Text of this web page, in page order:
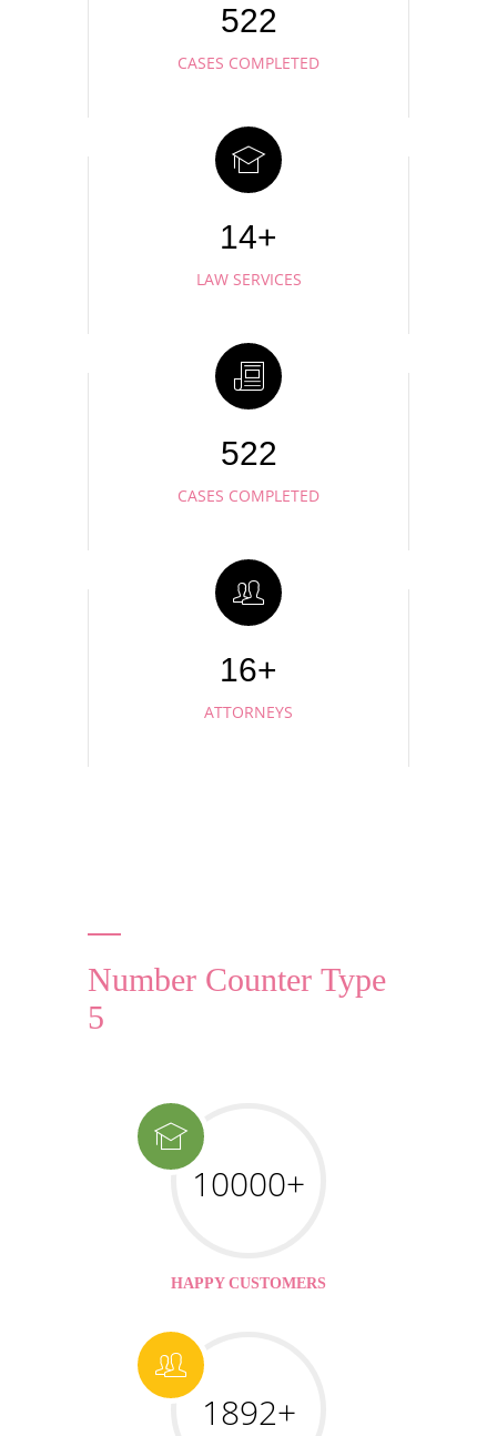
546
CASES COMPLETED
15+
LAW SERVICES
546
CASES COMPLETED
20+
ATTORNEYS
Number Counter Type
5
10000+
HAPPY CUSTOMERS
1892+